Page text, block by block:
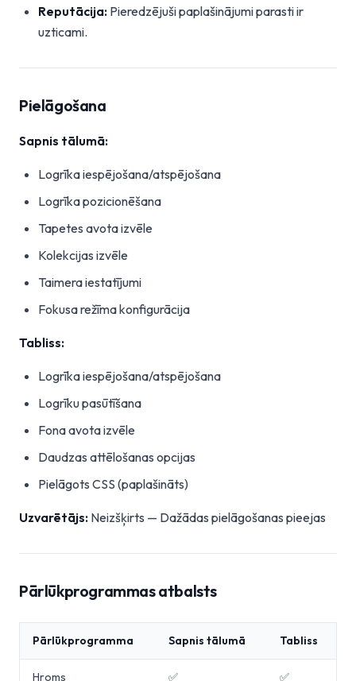
Reputācija: Pieredzējuši paplašinājumi parasti ir
uzticami.
Pielāgošana
Sapnis tālumā:
Logrīka iespējošana/atspējošana
Logrīka pozicionēšana
Tapetes avota izvēle
Kolekcijas izvēle
Taimera iestatījumi
Fokusa režīma konfigurācija
Tabliss:
Logrīka iespējošana/atspējošana
Logrīku pasūtīšana
Fona avota izvēle
Daudzas attēlošanas opcijas
Pielāgots CSS (paplašināts)
Uzvarētājs: Neizšķirts — Dažādas pielāgošanas pieejas
Pārlūkprogrammas atbalsts
Pārlūkprogramma Sapnis tālumā Tabliss
Hroms ✅ ✅